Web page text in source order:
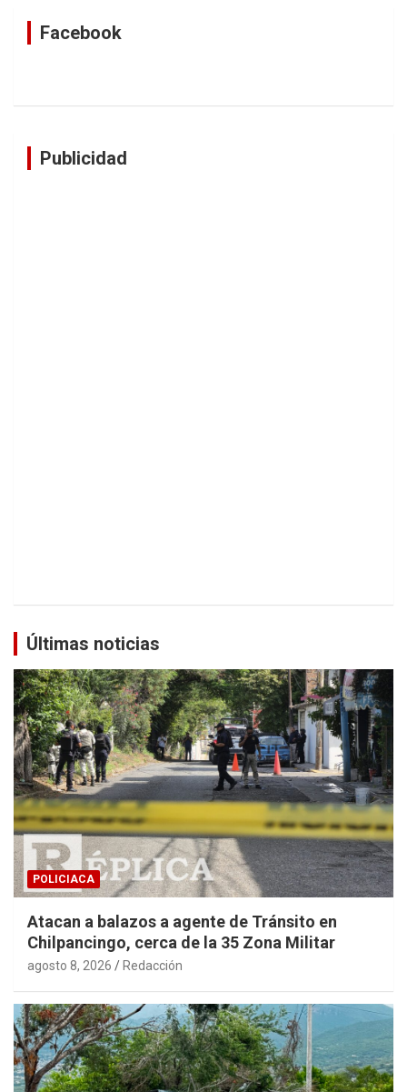
Facebook
Publicidad
Últimas noticias
POLICIACA
Atacan a balazos a agente de Tránsito en
Chilpancingo, cerca de la 35 Zona Militar
agosto 8, 2026 Redacción